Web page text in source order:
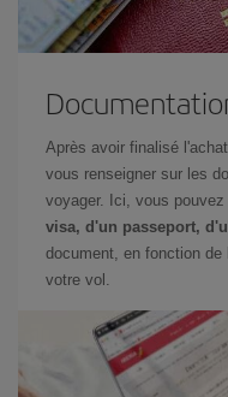
Après avoir finalisé
vous renseigner sur les
voyager. Ici, vous
visa, d'un passeport,
document, en fonction
votre vol.